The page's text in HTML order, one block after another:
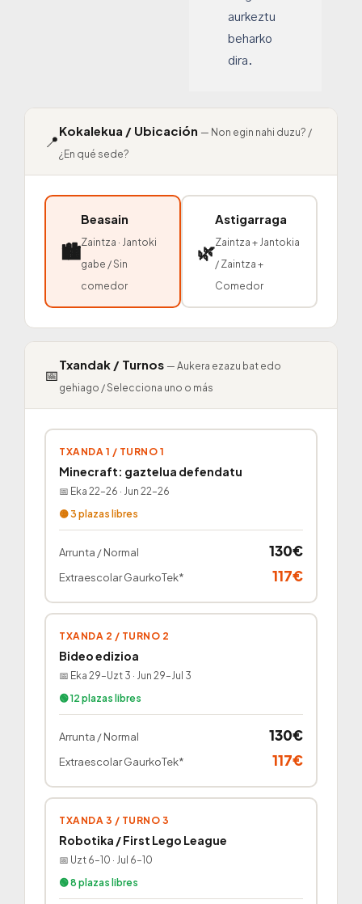
aurkeztu
beharko
dira.
📍
Kokalekua / Ubicación — Non egin nahi duzu? /
¿En qué sede?
🏙️
Beasain
Zaintza · Jantoki
gabe / Sin
comedor
🌿
Astigarraga
Zaintza + Jantokia
/ Zaintza +
Comedor
📅
Txandak / Turnos — Aukera ezazu bat edo
gehiago / Selecciona uno o más
TXANDA 1 / TURNO 1
Minecraft: gaztelua defendatu
📅 Eka 22–26 · Jun 22–26
🟡 3 plazas libres
Arrunta / Normal 130€
Extraescolar GaurkoTek* 117€
TXANDA 2 / TURNO 2
Bideo edizioa
📅 Eka 29–Uzt 3 · Jun 29–Jul 3
🟢 12 plazas libres
Arrunta / Normal 130€
Extraescolar GaurkoTek* 117€
TXANDA 3 / TURNO 3
Robotika / First Lego League
📅 Uzt 6–10 · Jul 6–10
🟢 8 plazas libres